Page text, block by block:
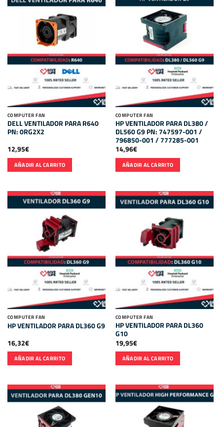
COMPUTER FAN
DELL VENTILADOR PARA R640
PN: 0RG2X2
12,95€
AÑADIR AL CARRITO
COMPUTER FAN
HP VENTILADOR PARA DL380 /
DL560 G9 PN: 747597-001 /
796850-001 / 777285-001
14,96€
AÑADIR AL CARRITO
COMPUTER FAN
HP VENTILADOR PARA DL360 G9
16,32€
AÑADIR AL CARRITO
COMPUTER FAN
HP VENTILADOR PARA DL360
G10
19,95€
AÑADIR AL CARRITO